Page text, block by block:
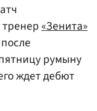
«Зенита»
румыну
ждет дебют